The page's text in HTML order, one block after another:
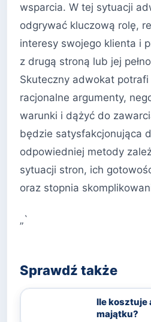
wsparcia. W tej sytuacji
odgrywać kluczową rolę,
interesy swojego klienta i
z drugą stroną lub jej
Skuteczny adwokat
racjonalne argumenty,
warunki i dążyć do
będzie satysfakcjonująca
odpowiedniej metody
sytuacji stron, ich
oraz stopnia
„`
Sprawdź także
Ile kosztuje
majątku?